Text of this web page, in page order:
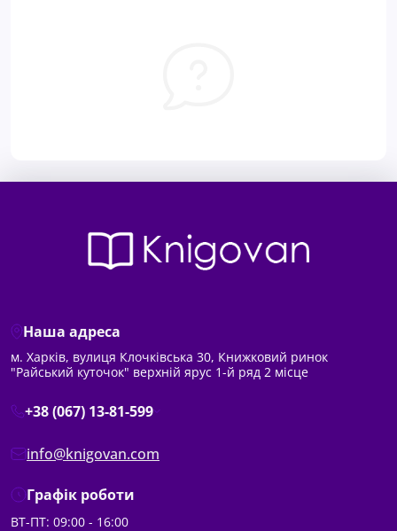
Наша адреса
м. Харків, вулиця Клочківська 30, Книжковий ринок
"Райський куточок" верхній ярус 1-й ряд 2 місце
+38 (067) 13-81-599
info@knigovan.com
Графік роботи
ВТ-ПТ: 09:00 - 16:00